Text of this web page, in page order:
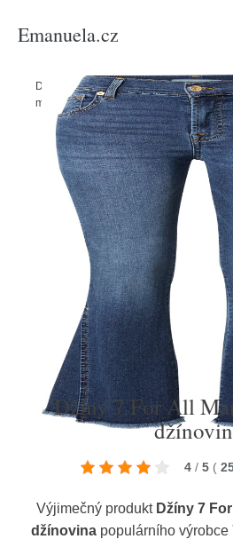
Emanuela.cz
Domů Produkty/Ženy/Oblečení/Džíny
modrá džínovina
Džíny 7 For All
4 / 5 (
Výjimečný produkt Džíny 7
džínovinapopulárního výrobce